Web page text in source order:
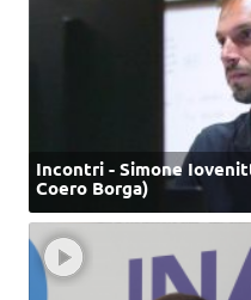
Incontri - Simone
Coero Borga)